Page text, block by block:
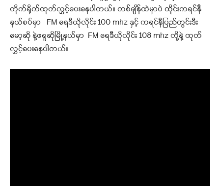
တိုက်ရိုက်ထုတ်လွှင့်ပေးနေပါတယ်။ တစ်ချိန်ထဲမှာပဲ ထိုင်းကရင်နီ
နယ်စပ်မှာ FM ရေဒီယိုလိုင်း 100 mhz နှင့် ကရင်နီပြည်တွင်းဒီး
မော့ဆို နဲ့ဖရူဆိုမြို့နယ်မှာ FM ရေဒီယိုလိုင်း 108 mhz တို့နဲ့ ထုတ်
လွှင့်ပေးနေပါတယ်။